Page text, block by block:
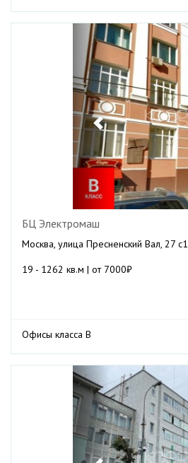
Previous
БЦ Электромаш
Москва, улица Пресненский Вал, 27 с1
19 - 1262 кв.м | от 7000₽
Офисы класса B
Previous